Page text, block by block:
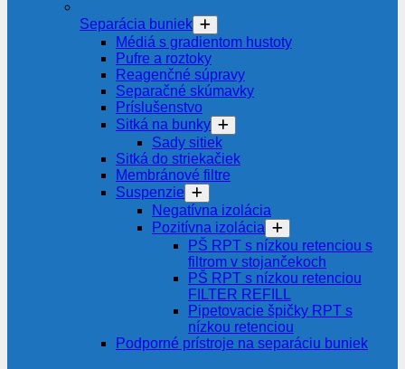
Separácia buniek
Médiá s gradientom hustoty
Pufre a roztoky
Reagenčné súpravy
Separačné skúmavky
Príslušenstvo
Sitká na bunky
Sady sitiek
Sitká do striekačiek
Membránové filtre
Suspenzie
Negatívna izolácia
Pozitívna izolácia
PŠ RPT s nízkou retenciou s
filtrom v stojančekoch
PŠ RPT s nízkou retenciou
FILTER REFILL
Pipetovacie špičky RPT s
nízkou retenciou
Podporné prístroje na separáciu buniek